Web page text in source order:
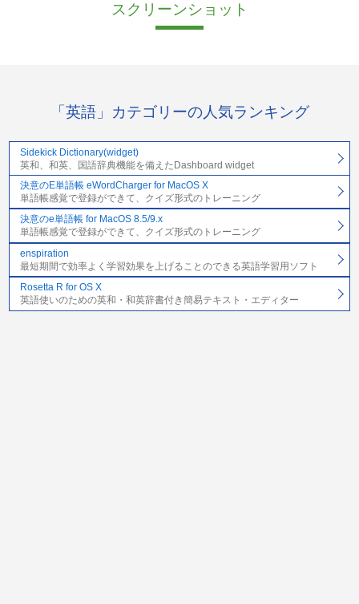
スクリーンショット
「英語」カテゴリーの人気ランキング
Sidekick Dictionary(widget)
英和、和英、国語辞典機能を備えたDashboard widget
決意のE単語帳 eWordCharger for MacOS X
単語帳感覚で登録ができて、クイズ形式のトレーニング
決意のe単語帳 for MacOS 8.5/9.x
単語帳感覚で登録ができて、クイズ形式のトレーニング
enspiration
最短期間で効率よく学習効果を上げることのできる英語学習用ソフト
Rosetta R for OS X
英語使いのための英和・和英辞書付き簡易テキスト・エディター